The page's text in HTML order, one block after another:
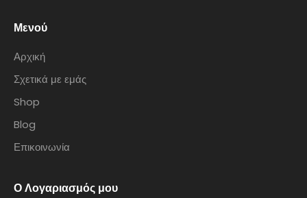
Μενού
Αρχική
Σχετικά με εμάς
Shop
Blog
Επικοινωνία
Ο Λογαριασμός μου